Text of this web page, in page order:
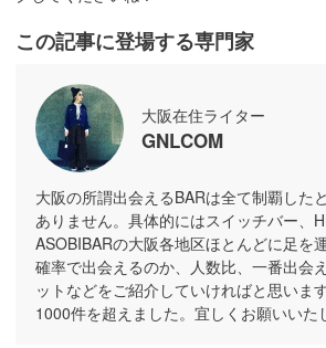
この記事に登場する専門家
大阪在住ライター
GNLCOM
大阪の所謂出会えるBARは全て制覇した
ありません。具体的にはスイッチバー、
ASOBIBARの大阪各地区ほとんどに足を
確率で出会えるのか、人数比、一番出会
ットなどをご紹介していければと思いま
1000件を超えました。宜しくお願いいた